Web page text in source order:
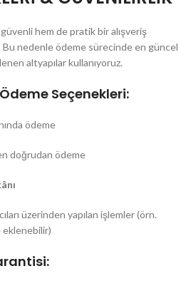
hem de pratik bir alışveriş
Bu nedenle ödeme sürecinde en güncel
altyapılar kullanıyoruz.
Seçenekleri:
ödeme
doğrudan ödeme
üzerinden yapılan işlemler (örn.
eklenebilir)